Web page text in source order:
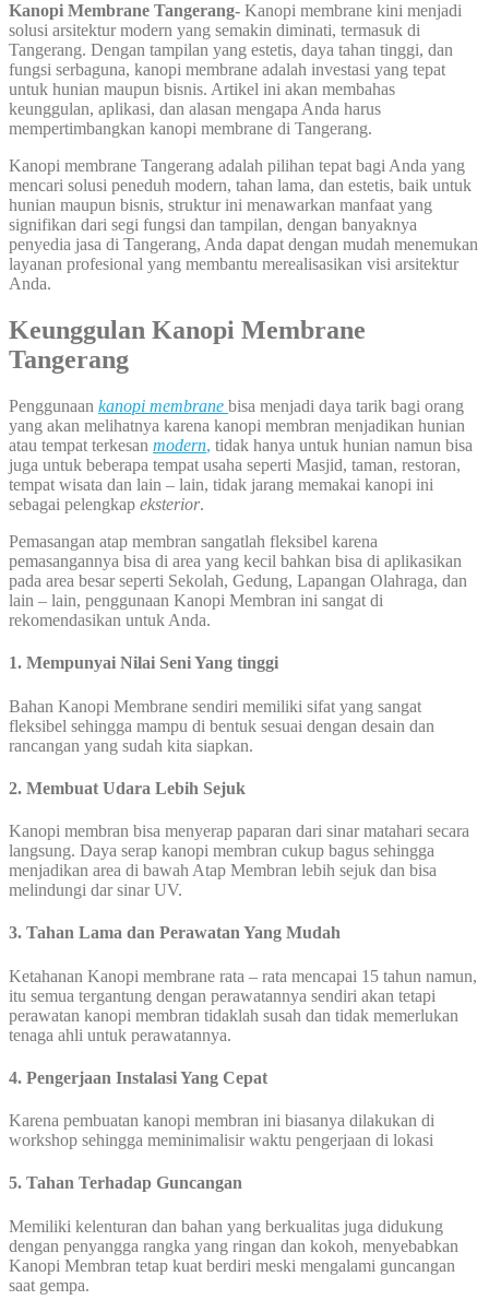
Kanopi Membrane Tangerang- Kanopi membrane kini menjadi
solusi arsitektur modern yang semakin diminati, termasuk di
Tangerang. Dengan tampilan yang estetis, daya tahan tinggi, dan
fungsi serbaguna, kanopi membrane adalah investasi yang tepat
untuk hunian maupun bisnis. Artikel ini akan membahas
keunggulan, aplikasi, dan alasan mengapa Anda harus
mempertimbangkan kanopi membrane di Tangerang.
Kanopi membrane Tangerang adalah pilihan tepat bagi Anda yang
mencari solusi peneduh modern, tahan lama, dan estetis, baik untuk
hunian maupun bisnis, struktur ini menawarkan manfaat yang
signifikan dari segi fungsi dan tampilan, dengan banyaknya
penyedia jasa di Tangerang, Anda dapat dengan mudah menemukan
layanan profesional yang membantu merealisasikan visi arsitektur
Anda.
Keunggulan Kanopi Membrane
Tangerang
Penggunaan kanopi membrane bisa menjadi daya tarik bagi orang
yang akan melihatnya karena kanopi membran menjadikan hunian
atau tempat terkesan modern, tidak hanya untuk hunian namun bisa
juga untuk beberapa tempat usaha seperti Masjid, taman, restoran,
tempat wisata dan lain – lain, tidak jarang memakai kanopi ini
sebagai pelengkap eksterior.
Pemasangan atap membran sangatlah fleksibel karena
pemasangannya bisa di area yang kecil bahkan bisa di aplikasikan
pada area besar seperti Sekolah, Gedung, Lapangan Olahraga, dan
lain – lain, penggunaan Kanopi Membran ini sangat di
rekomendasikan untuk Anda.
1. Mempunyai Nilai Seni Yang tinggi
Bahan Kanopi Membrane sendiri memiliki sifat yang sangat
fleksibel sehingga mampu di bentuk sesuai dengan desain dan
rancangan yang sudah kita siapkan.
2. Membuat Udara Lebih Sejuk
Kanopi membran bisa menyerap paparan dari sinar matahari secara
langsung. Daya serap kanopi membran cukup bagus sehingga
menjadikan area di bawah Atap Membran lebih sejuk dan bisa
melindungi dar sinar UV.
3. Tahan Lama dan Perawatan Yang Mudah
Ketahanan Kanopi membrane rata – rata mencapai 15 tahun namun,
itu semua tergantung dengan perawatannya sendiri akan tetapi
perawatan kanopi membran tidaklah susah dan tidak memerlukan
tenaga ahli untuk perawatannya.
4. Pengerjaan Instalasi Yang Cepat
Karena pembuatan kanopi membran ini biasanya dilakukan di
workshop sehingga meminimalisir waktu pengerjaan di lokasi
5. Tahan Terhadap Guncangan
Memiliki kelenturan dan bahan yang berkualitas juga didukung
dengan penyangga rangka yang ringan dan kokoh, menyebabkan
Kanopi Membran tetap kuat berdiri meski mengalami guncangan
saat gempa.